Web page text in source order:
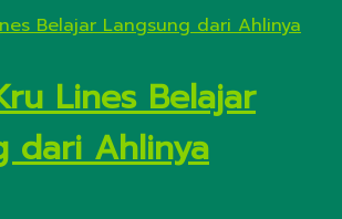
Lines Belajar
dari Ahlinya